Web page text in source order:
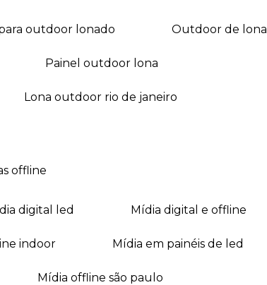
outdoor lonado outdoor de lona
painel outdoor lona
lona outdoor rio de janeiro
offline
digital led mídia digital e offline
indoor mídia em painéis de led
mídia offline são paulo